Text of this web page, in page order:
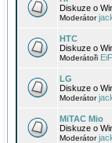
Diskuze o
Moderátor
HTC
Diskuze o
Moderátoři
LG
Diskuze o
Moderátor
MiTAC Mio
Diskuze o
Moderátor